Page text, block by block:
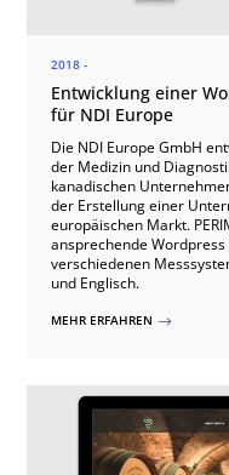
2018 -
Entwicklung einer
für NDI Europe
Die NDI Europe GmbH
der Medizin und
kanadischen
der Erstellung einer
europäischen Markt.
ansprechende
verschiedenen
und Englisch.
MEHR ERFAHREN $